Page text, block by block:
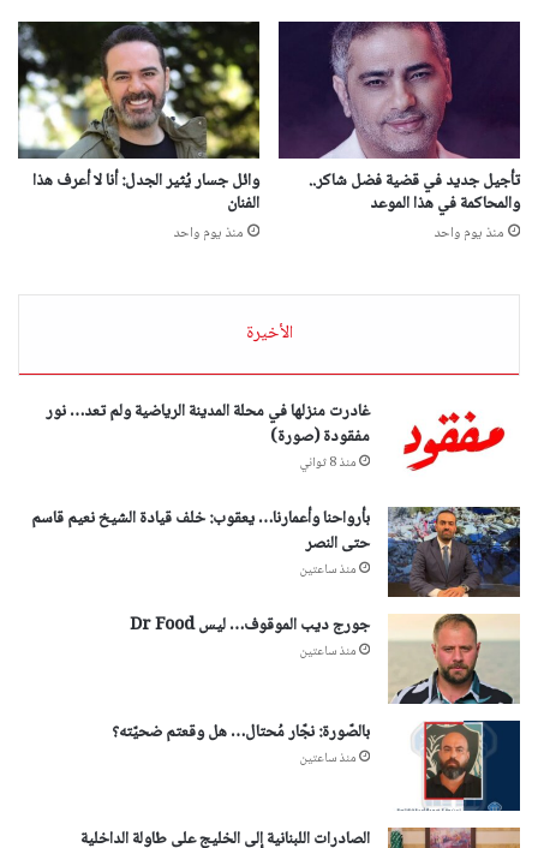
تأجيل جديد في قضية فضل شاكر..
والمحاكمة في هذا الموعد
منذ يوم واحد
وائل جسار يُثير الجدل: أنا لا أعرف هذا
الفنان
منذ يوم واحد
الأخيرة
غادرت منزلها في محلة المدينة الرياضية ولم تعد… نور
مفقودة (صورة)
منذ 8 ثواني
بأرواحنا وأعمارنا… يعقوب: خلف قيادة الشيخ نعيم قاسم
حتى النصر
منذ ساعتين
جورج ديب الموقوف… ليس Dr Food
منذ ساعتين
بالصّورة: نجّار مُحتال… هل وقعتم ضحيّته؟
منذ ساعتين
الصادرات اللبنانية إلى الخليج على طاولة الداخلية